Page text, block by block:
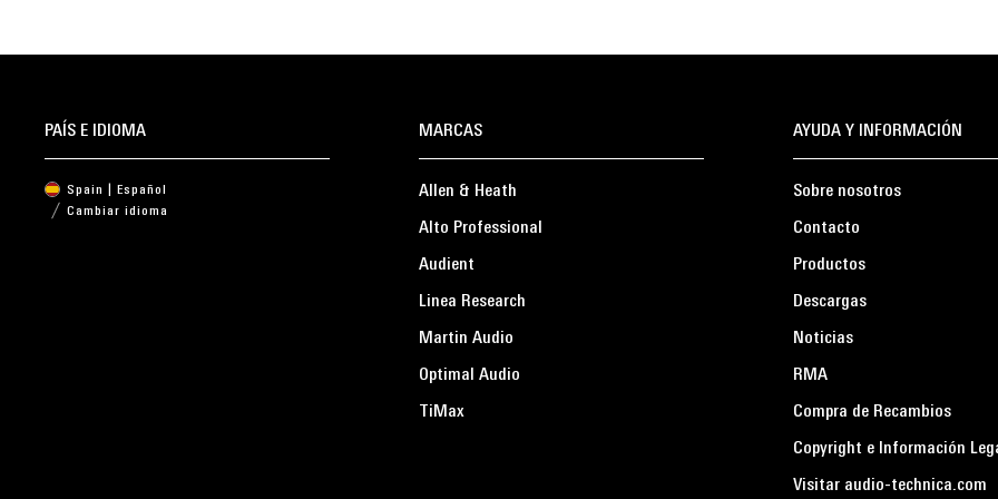
MARCAS
Allen & Heath
Alto Professional
Audient
Linea Research
Martin Audio
Optimal Audio
TiMax
AYUDA Y INFORMACIÓN
Sobre nosotros
Contacto
Productos
Descargas
Noticias
RMA
Compra de Recambios
Copyright e Información
Visitar audio-technica.com
PAÍS E IDIOMA
Spain | Español
Cambiar idioma